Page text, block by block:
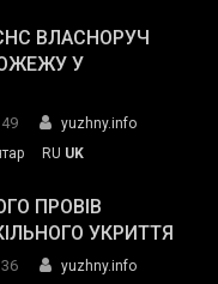
провів
нараду
силових
та
органів:
«Наш
спільний
ВЛАСНОРУЧ
У
yuzhny.info
on
ДСНС
власноруч
пожежу
RU UK
ПРОВІВ
УКРИТТЯ
yuzhny.info